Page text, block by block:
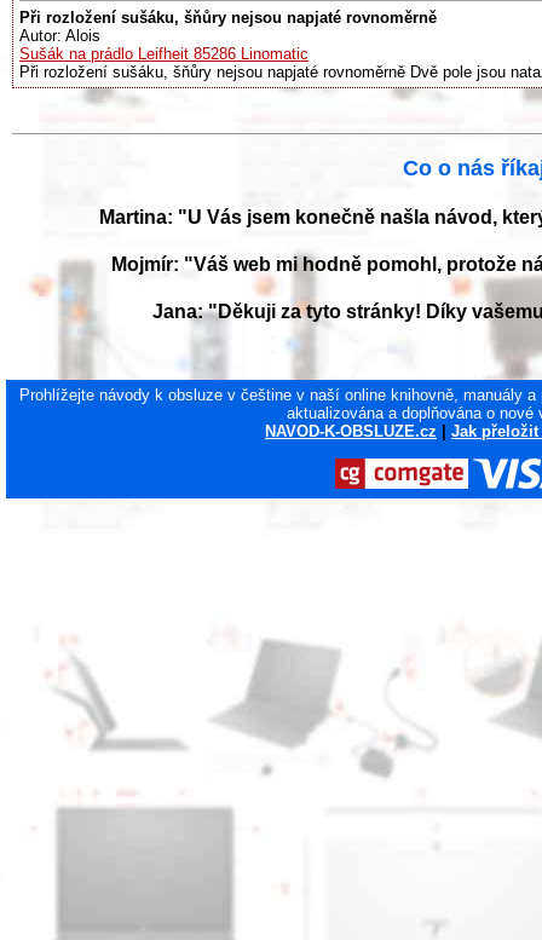
Při rozložení sušáku, šňůry nejsou napjaté rovnoměrně
Autor: Alois
Sušák na prádlo Leifheit 85286 Linomatic
Při rozložení sušáku, šňůry nejsou napjaté rovnoměrně Dvě pole jsou
Co o nás
Martina: "U Vás jsem konečně našla návod,
Mojmír: "Váš web mi hodně pomohl, protože
Jana: "Děkuji za tyto stránky! Díky
Prohlížejte návody k obsluze v češtine v naší online knihovně, manuály
aktualizována a doplňována o
NAVOD-K-OBSLUZE.cz
Jak přeložit